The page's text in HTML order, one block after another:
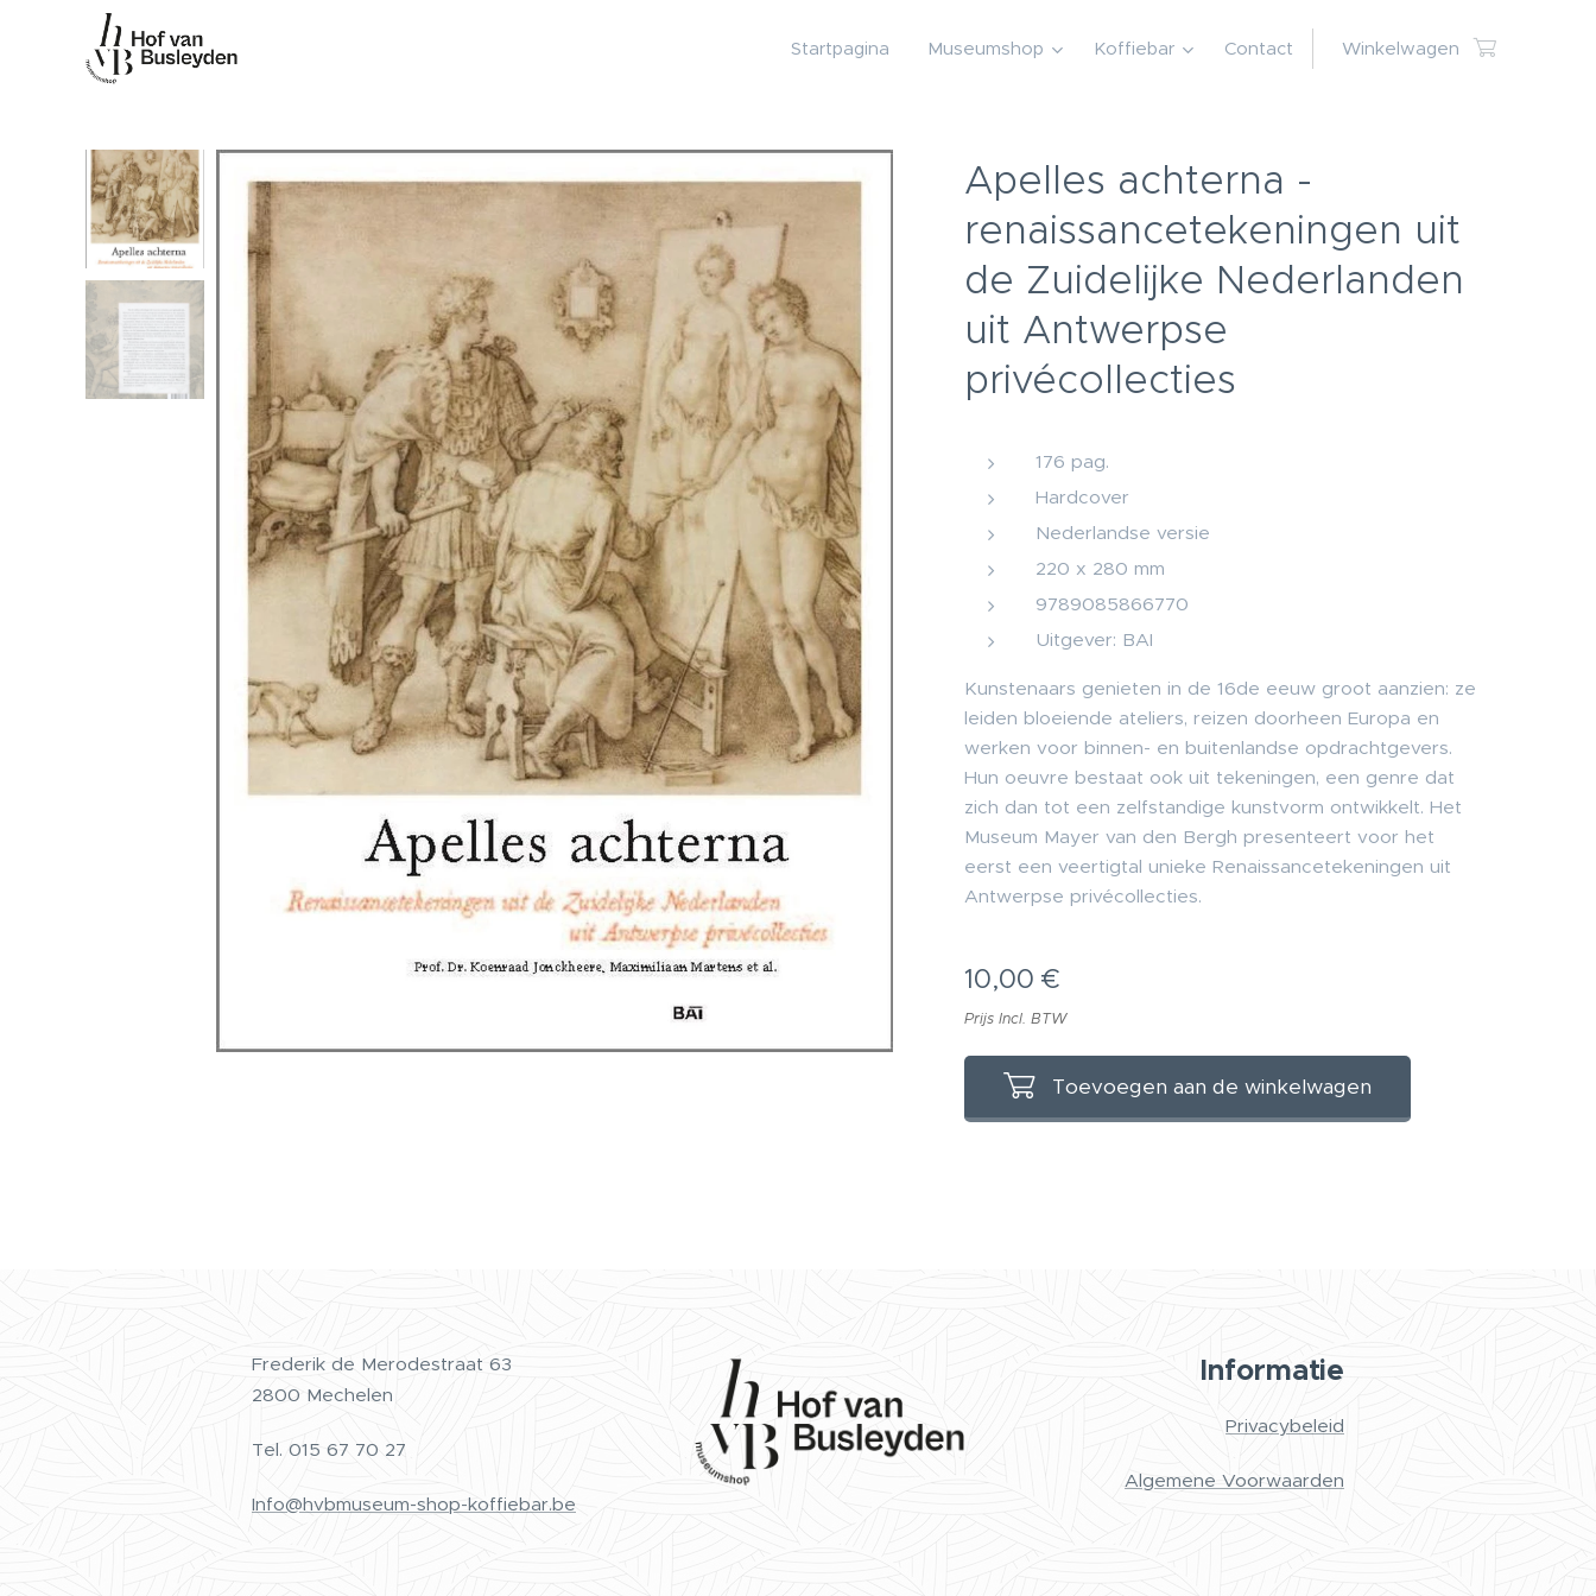
Startpagina Museumshop Koffiebar Contact Winkelwagen
Apelles achterna -
renaissancetekeningen uit
de Zuidelijke Nederlanden
uit Antwerpse
privécollecties
176 pag.
Hardcover
Nederlandse versie
220 x 280 mm
9789085866770
Uitgever: BAI
Kunstenaars genieten in de 16de eeuw groot aanzien: ze
leiden bloeiende ateliers, reizen doorheen Europa en
werken voor binnen- en buitenlandse opdrachtgevers.
Hun oeuvre bestaat ook uit tekeningen, een genre dat
zich dan tot een zelfstandige kunstvorm ontwikkelt. Het
Museum Mayer van den Bergh presenteert voor het
eerst een veertigtal unieke Renaissancetekeningen uit
Antwerpse privécollecties.
10,00 €
Prijs Incl. BTW
Toevoegen aan de winkelwagen
Frederik de Merodestraat 63
2800 Mechelen
Tel. 015 67 70 27
Info@hvbmuseum-shop-koffiebar.be
Informatie
Privacybeleid
Algemene Voorwaarden